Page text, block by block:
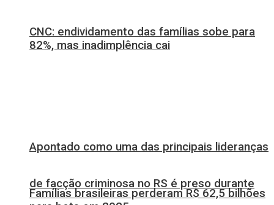
Apontado como uma das principais lideranças
de facção criminosa no RS é preso durante
CNC: endividamento das famílias sobe para
82%, mas inadimplência cai
Famílias brasileiras perderam R$ 62,5 bilhões